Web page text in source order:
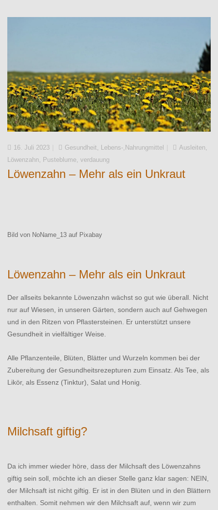
16. Juli 2023 Gesundheit Lebens-,Nahrungmittel Ausleiten
Löwenzahn Pusteblume verdauung
Löwenzahn – Mehr als ein Unkraut
Bild von NoName_13 auf Pixabay
Löwenzahn – Mehr als ein Unkraut
Der allseits bekannte Löwenzahn wächst so gut wie überall. Nicht
nur auf Wiesen, in unseren Gärten, sondern auch auf Gehwegen
und in den Ritzen von Pflastersteinen. Er unterstützt unsere
Gesundheit in vielfältiger Weise.
Alle Pflanzenteile, Blüten, Blätter und Wurzeln kommen bei der
Zubereitung der Gesundheitsrezepturen zum Einsatz. Als Tee, als
Likör, als Essenz (Tinktur), Salat und Honig.
Milchsaft giftig?
Da ich immer wieder höre, dass der Milchsaft des Löwenzahns
giftig sein soll, möchte ich an dieser Stelle ganz klar sagen: NEIN,
der Milchsaft ist nicht giftig. Er ist in den Blüten und in den Blättern
enthalten. Somit nehmen wir den Milchsaft auf, wenn wir zum